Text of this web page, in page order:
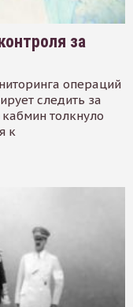
за
операций
следить за
толкнуло
к